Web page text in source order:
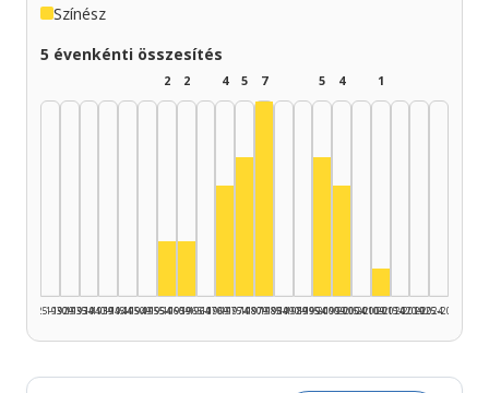
Színész
5 évenkénti összesítés
1925–1929
1930–1934
1935–1939
1940–1944
1945–1949
1950–1954
2
1955–1959
2
1960–1964
1965–1969
4
1970–1974
5
1975–1979
7
1980–1984
1985–1989
1990–1994
5
1995–1999
4
2000–2004
2005–2009
1
Színész,
2010–2014
2015–2019
2020–2024
2025–2026